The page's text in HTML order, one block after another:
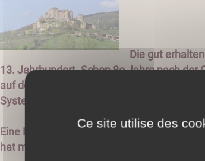
Die gut
13. Jahrhundert. Schon 8o Jahre nach der
auf dem Felsvorsprung erbaut worden,
Systems von Verteidigungsanlagen
Eine Kapelle, älter als das Schloss, aus
hat man einen herrlichen Blick auf den
Ce site utilise des